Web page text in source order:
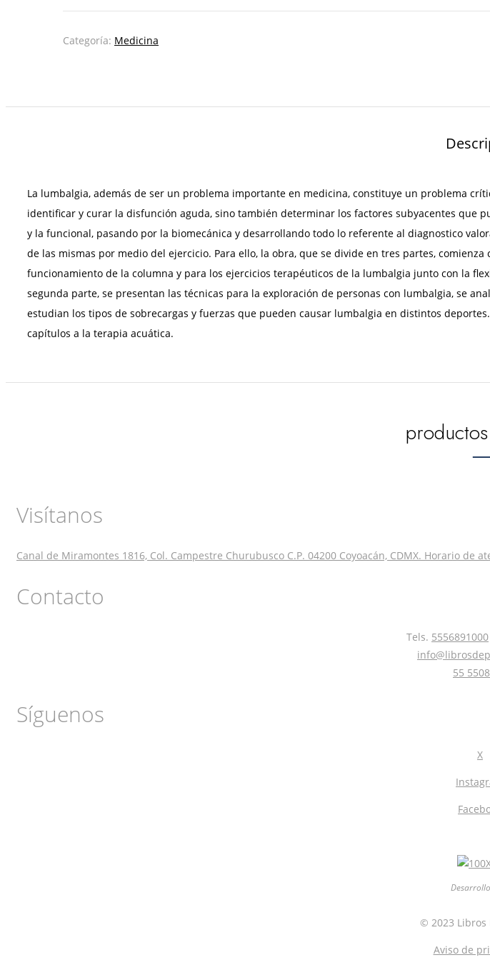
espalda
Categoría: Medicina
La lumbalgia, además de ser un problema importante en medicina, constituye un problema
identificar y curar la disfunción aguda, sino también determinar los factores subyacentes que
y la funcional, pasando por la biomecánica y desarrollando todo lo referente al diagnostico
de las mismas por medio del ejercicio. Para ello, la obra, que se divide en tres partes,
funcionamiento de la columna y para los ejercicios terapéuticos de la lumbalgia junto con la
segunda parte, se presentan las técnicas para la exploración de personas con lumbalgia, se
estudian los tipos de sobrecargas y fuerzas que pueden causar lumbalgia en distintos
capítulos a la terapia acuática.
Visítanos
Canal de Miramontes 1816, Col. Campestre Churubusco C.P. 04200 Coyoacán, CDMX. Horario de
Contacto
Tels. 5556891000
55
Síguenos
X
© 2023 Libros
Aviso de